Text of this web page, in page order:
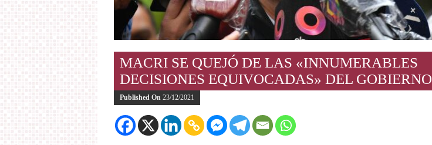
MACRI SE QUEJÓ DE LAS «INNUMERABLES
DECISIONES EQUIVOCADAS» DEL GOBIERNO
Published On 23/12/2021